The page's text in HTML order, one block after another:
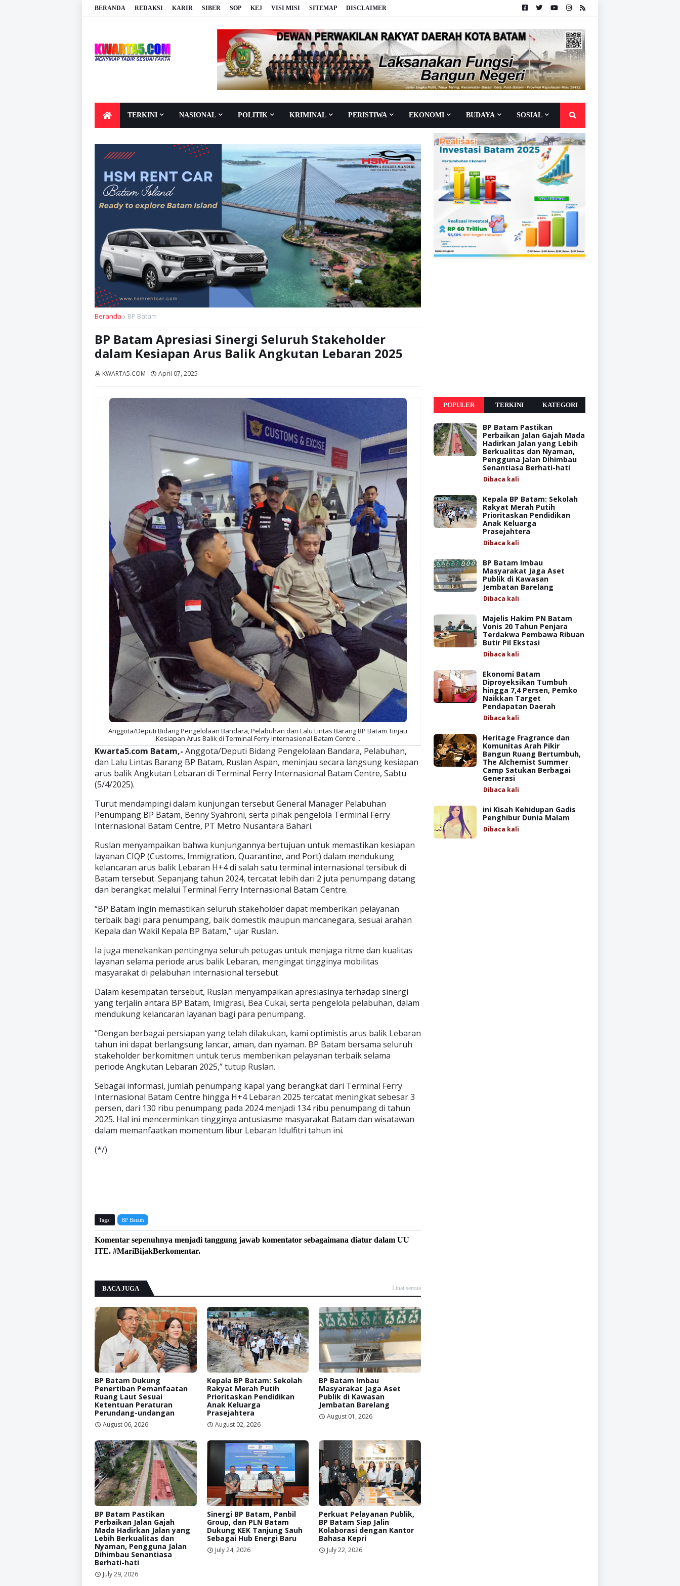
BERANDA REDAKSI KARIR SIBER SOP KEJ VISI MISI SITEMAP DISCLAIMER
TERKINI NASIONAL POLITIK KRIMINAL PERISTIWA EKONOMI BUDAYA SOSIAL
Beranda BP Batam
BP Batam Apresiasi Sinergi Seluruh Stakeholder
dalam Kesiapan Arus Balik Angkutan Lebaran 2025
KWARTA5.COM April 07, 2025
Anggota/Deputi Bidang Pengelolaan Bandara, Pelabuhan dan Lalu Lintas Barang BP Batam Tinjau
Kesiapan Arus Balik di Terminal Ferry Internasional Batam Centre .
Kwarta5.com Batam,- Anggota/Deputi Bidang Pengelolaan Bandara, Pelabuhan,
dan Lalu Lintas Barang BP Batam, Ruslan Aspan, meninjau secara langsung kesiapan
arus balik Angkutan Lebaran di Terminal Ferry Internasional Batam Centre, Sabtu
(5/4/2025).
Turut mendampingi dalam kunjungan tersebut General Manager Pelabuhan
Penumpang BP Batam, Benny Syahroni, serta pihak pengelola Terminal Ferry
Internasional Batam Centre, PT Metro Nusantara Bahari.
Ruslan menyampaikan bahwa kunjungannya bertujuan untuk memastikan kesiapan
layanan CIQP (Customs, Immigration, Quarantine, and Port) dalam mendukung
kelancaran arus balik Lebaran H+4 di salah satu terminal internasional tersibuk di
Batam tersebut. Sepanjang tahun 2024, tercatat lebih dari 2 juta penumpang datang
dan berangkat melalui Terminal Ferry Internasional Batam Centre.
“BP Batam ingin memastikan seluruh stakeholder dapat memberikan pelayanan
terbaik bagi para penumpang, baik domestik maupun mancanegara, sesuai arahan
Kepala dan Wakil Kepala BP Batam,” ujar Ruslan.
Ia juga menekankan pentingnya seluruh petugas untuk menjaga ritme dan kualitas
layanan selama periode arus balik Lebaran, mengingat tingginya mobilitas
masyarakat di pelabuhan internasional tersebut.
Dalam kesempatan tersebut, Ruslan menyampaikan apresiasinya terhadap sinergi
yang terjalin antara BP Batam, Imigrasi, Bea Cukai, serta pengelola pelabuhan, dalam
mendukung kelancaran layanan bagi para penumpang.
“Dengan berbagai persiapan yang telah dilakukan, kami optimistis arus balik Lebaran
tahun ini dapat berlangsung lancar, aman, dan nyaman. BP Batam bersama seluruh
stakeholder berkomitmen untuk terus memberikan pelayanan terbaik selama
periode Angkutan Lebaran 2025,” tutup Ruslan.
Sebagai informasi, jumlah penumpang kapal yang berangkat dari Terminal Ferry
Internasional Batam Centre hingga H+4 Lebaran 2025 tercatat meningkat sebesar 3
persen, dari 130 ribu penumpang pada 2024 menjadi 134 ribu penumpang di tahun
2025. Hal ini mencerminkan tingginya antusiasme masyarakat Batam dan wisatawan
dalam memanfaatkan momentum libur Lebaran Idulfitri tahun ini.
(*/)
Tags: BP Batam
Komentar sepenuhnya menjadi tanggung jawab komentator sebagaimana diatur dalam UU
ITE. #MariBijakBerkomentar.
BACA JUGA Lihat semua
BP Batam Dukung
Penertiban Pemanfaatan
Ruang Laut Sesuai
Ketentuan Peraturan
Perundang-undangan
August 06, 2026
Kepala BP Batam: Sekolah
Rakyat Merah Putih
Prioritaskan Pendidikan
Anak Keluarga
Prasejahtera
August 02, 2026
BP Batam Imbau
Masyarakat Jaga Aset
Publik di Kawasan
Jembatan Barelang
August 01, 2026
BP Batam Pastikan
Perbaikan Jalan Gajah
Mada Hadirkan Jalan yang
Lebih Berkualitas dan
Nyaman, Pengguna Jalan
Dihimbau Senantiasa
Berhati-hati
July 29, 2026
Sinergi BP Batam, Panbil
Group, dan PLN Batam
Dukung KEK Tanjung Sauh
Sebagai Hub Energi Baru
July 24, 2026
Perkuat Pelayanan Publik,
BP Batam Siap Jalin
Kolaborasi dengan Kantor
Bahasa Kepri
July 22, 2026
POPULER TERKINI KATEGORI
BP Batam Pastikan
Perbaikan Jalan Gajah Mada
Hadirkan Jalan yang Lebih
Berkualitas dan Nyaman,
Pengguna Jalan Dihimbau
Senantiasa Berhati-hati
Dibaca kali
Kepala BP Batam: Sekolah
Rakyat Merah Putih
Prioritaskan Pendidikan
Anak Keluarga
Prasejahtera
Dibaca kali
BP Batam Imbau
Masyarakat Jaga Aset
Publik di Kawasan
Jembatan Barelang
Dibaca kali
Majelis Hakim PN Batam
Vonis 20 Tahun Penjara
Terdakwa Pembawa Ribuan
Butir Pil Ekstasi
Dibaca kali
Ekonomi Batam
Diproyeksikan Tumbuh
hingga 7,4 Persen, Pemko
Naikkan Target
Pendapatan Daerah
Dibaca kali
Heritage Fragrance dan
Komunitas Arah Pikir
Bangun Ruang Bertumbuh,
The Alchemist Summer
Camp Satukan Berbagai
Generasi
Dibaca kali
ini Kisah Kehidupan Gadis
Penghibur Dunia Malam
Dibaca kali